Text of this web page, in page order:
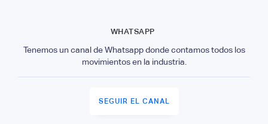
WHATSAPP
Tenemos un canal de Whatsapp donde contamos todos los
movimientos en la industria.
SEGUIR EL CANAL